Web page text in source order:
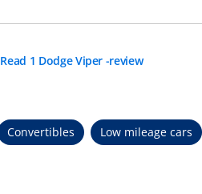
Read 1 Dodge Viper -review
Convertibles Low mileage cars